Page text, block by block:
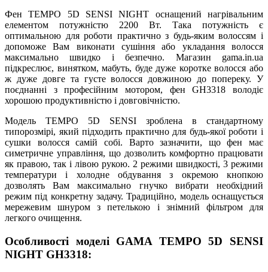
Фен TEMPO 5D SENSI NIGHT оснащений нагрівальним
елементом потужністю 2200 Вт. Така потужність є
оптимальною для роботи практично з будь-яким волоссям і
допоможе Вам виконати сушіння або укладання волосся
максимально швидко і безпечно. Магазин gama.in.ua
підкреслює, винятком, мабуть, буде дуже коротке волосся або
ж дуже довге та густе волосся довжиною до попереку. У
поєднанні з професійним мотором, фен GH3318 володіє
хорошою продуктивністю і довговічністю.
Модель TEMPO 5D SENSI зроблена в стандартному
типорозмірі, який підходить практично для будь-якої роботи і
сушки волосся самій собі. Варто зазначити, що фен має
симетричне управління, що дозволить комфортно працювати
як правою, так і лівою рукою. 2 режими швидкості, 3 режими
температури і холодне обдування з окремою кнопкою
дозволять Вам максимально гнучко вибрати необхідний
режим під конкретну задачу. Традиційно, модель оснащується
мережевим шнуром з петелькою і знімний фільтром для
легкого очищення.
Особливості моделі GAMA TEMPO 5D SENSI
NIGHT GH3318: